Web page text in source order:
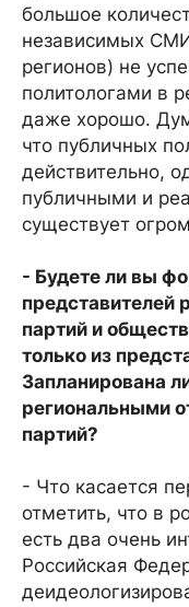
большое
независимых
регионов) не
политологами в
даже хорошо.
что публичных
действительно,
публичными и
существует
- Будете ли вы
представителей
партий и
только из
Запланирована
региональными
партий?
- Что касается
отметить, что в
есть два очень
Российская